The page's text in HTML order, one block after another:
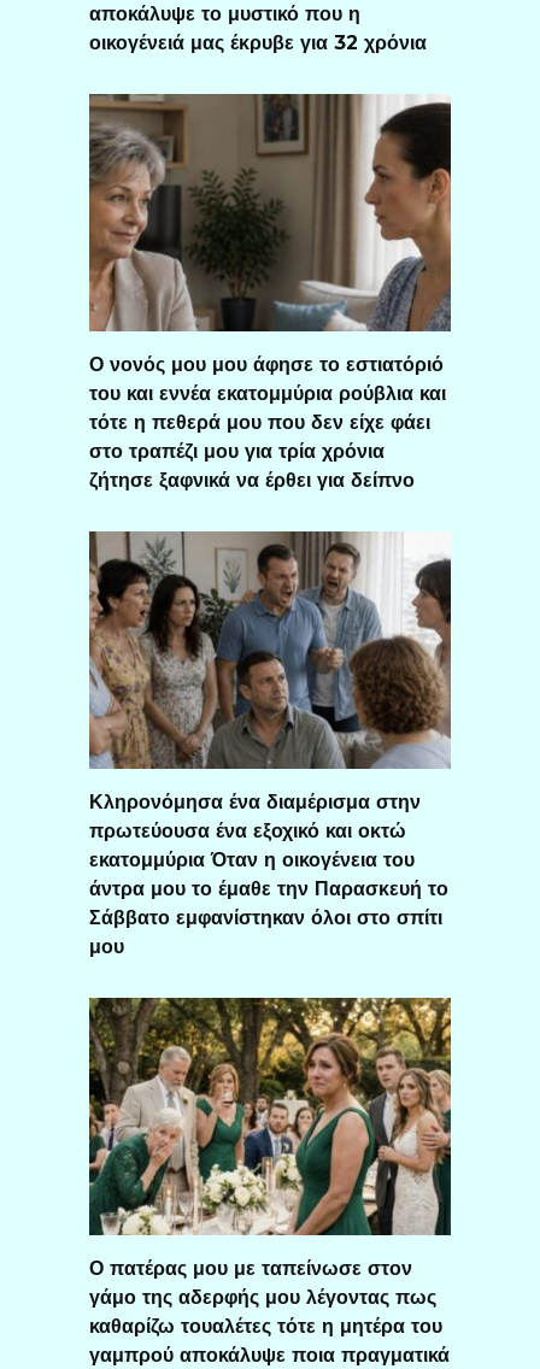
αποκάλυψε το μυστικό που η
οικογένειά μας έκρυβε για 32 χρόνια
Ο νονός μου μου άφησε το εστιατόριό
του και εννέα εκατομμύρια ρούβλια και
τότε η πεθερά μου που δεν είχε φάει
στο τραπέζι μου για τρία χρόνια
ζήτησε ξαφνικά να έρθει για δείπνο
Κληρονόμησα ένα διαμέρισμα στην
πρωτεύουσα ένα εξοχικό και οκτώ
εκατομμύρια Όταν η οικογένεια του
άντρα μου το έμαθε την Παρασκευή το
Σάββατο εμφανίστηκαν όλοι στο σπίτι
μου
Ο πατέρας μου με ταπείνωσε στον
γάμο της αδερφής μου λέγοντας πως
καθαρίζω τουαλέτες τότε η μητέρα του
γαμπρού αποκάλυψε ποια πραγματικά